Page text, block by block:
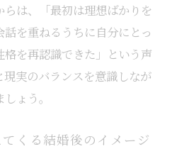
は、「最初は理想ばかりを
を重ねるうちに自分にとっ
を再認識できた」という声
実のバランスを意識しなが
ょう。
くる結婚後のイメージ